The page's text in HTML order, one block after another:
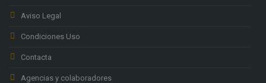
Aviso Legal
Condiciones Uso
Contacta
Agencias y colaboradores